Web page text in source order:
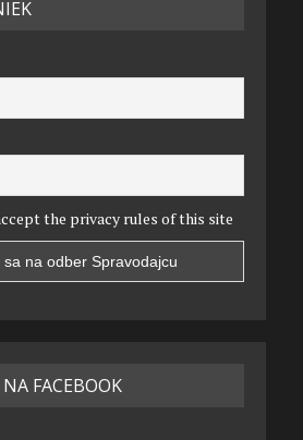
the privacy rules of this site
FACEBOOK